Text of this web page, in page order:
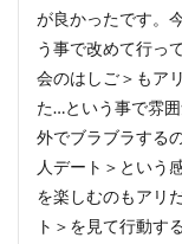
が良かったです。
う事で改めて行っ
会のはしご＞もア
た…という事で雰
外でブラブラする
人デート＞という
を楽しむのもアリ
ト＞を見て行動す